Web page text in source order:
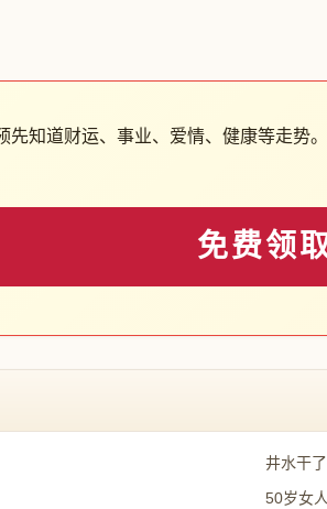
先知道财运、事业、爱情、健康等走势。
免费领
井水干
50岁女